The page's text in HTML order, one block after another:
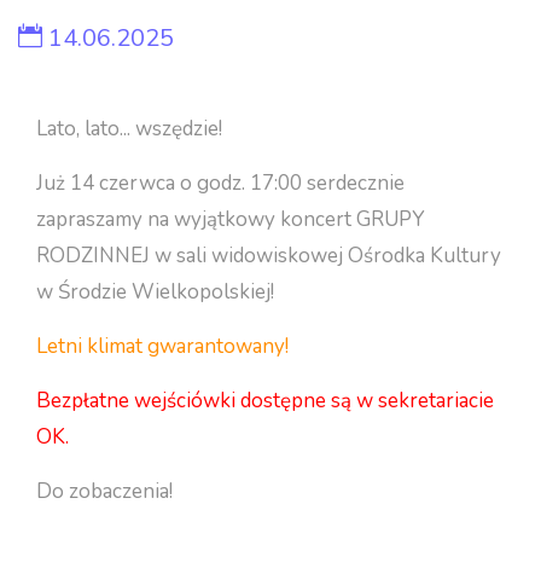
14.06.2025
Lato, lato... wszędzie!
Już 14 czerwca o godz. 17:00 serdecznie
zapraszamy na wyjątkowy koncert GRUPY
RODZINNEJ w sali widowiskowej Ośrodka Kultury
w Środzie Wielkopolskiej!
Letni klimat gwarantowany!
Bezpłatne wejściówki dostępne są w sekretariacie
OK.
Do zobaczenia!